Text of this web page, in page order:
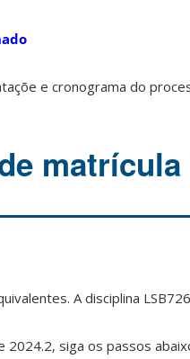
e cronograma do
matrícula
A disciplina
siga os passos